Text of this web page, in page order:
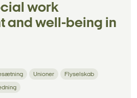
work
and well-being in
Unioner Flyselskab